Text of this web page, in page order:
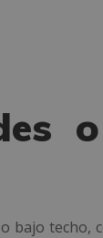
bajo techo,